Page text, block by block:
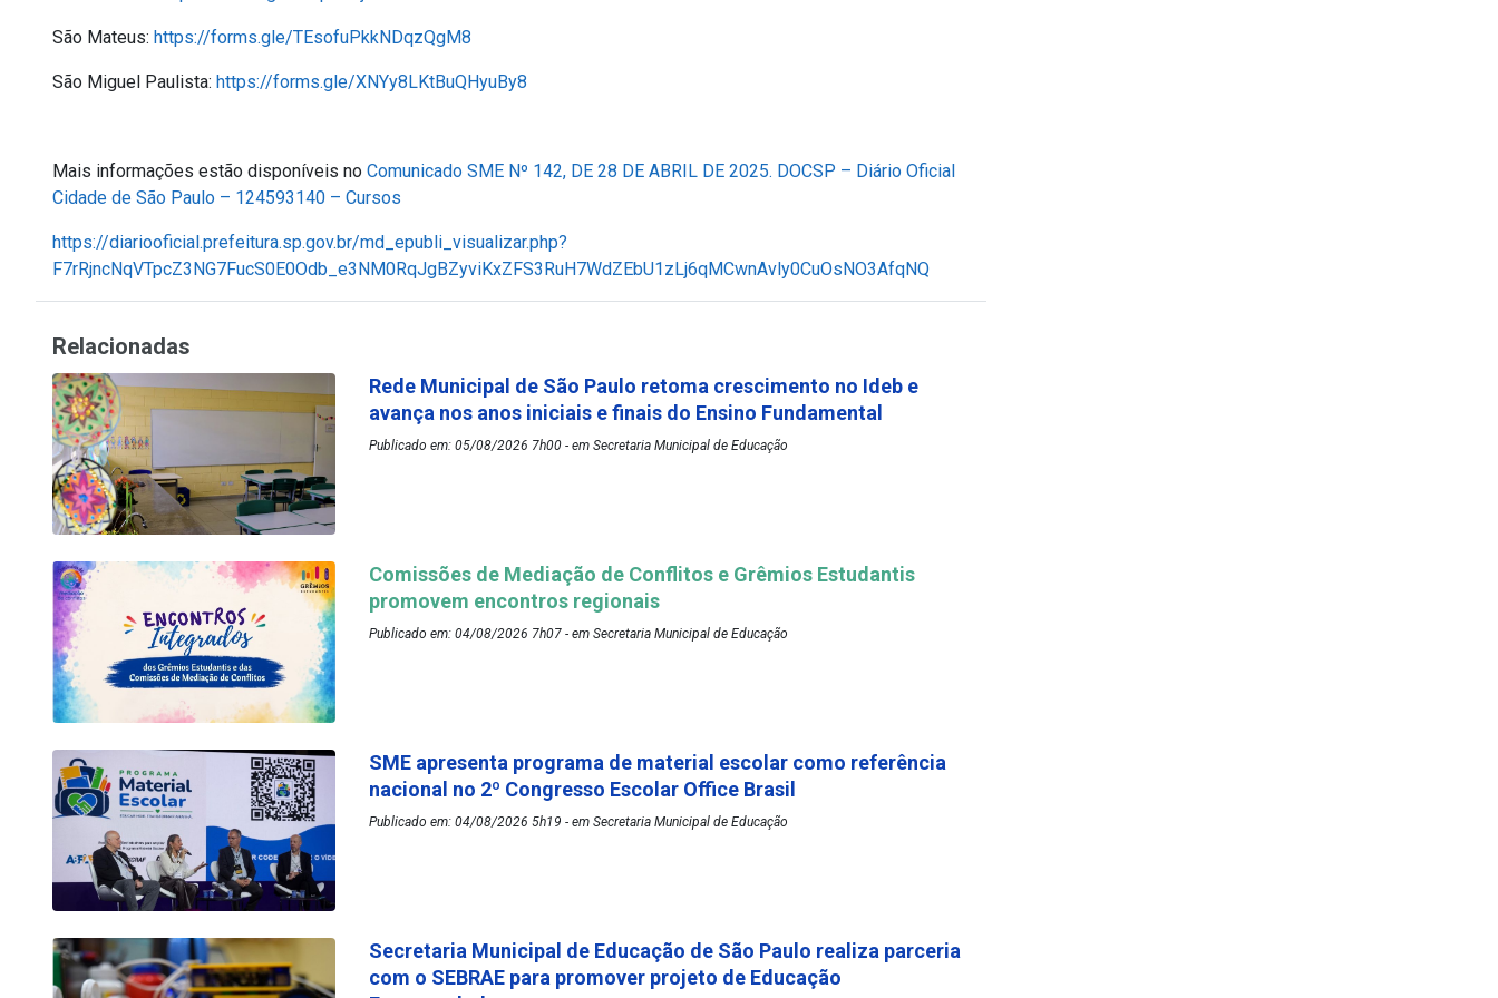
São Mateus: https://forms.gle/TEsofuPkkNDqzQgM8
São Miguel Paulista: https://forms.gle/XNYy8LKtBuQHyuBy8
Mais informações estão disponíveis no Comunicado SME Nº 142, DE 28 DE ABRIL DE 2025. DOCSP – Diário Oficial
Cidade de São Paulo – 124593140 – Cursos
https://diariooficial.prefeitura.sp.gov.br/md_epubli_visualizar.php?
F7rRjncNqVTpcZ3NG7FucS0E0Odb_e3NM0RqJgBZyviKxZFS3RuH7WdZEbU1zLj6qMCwnAvly0CuOsNO3AfqNQ
Relacionadas
Rede Municipal de São Paulo retoma crescimento no Ideb e
avança nos anos iniciais e finais do Ensino Fundamental
Publicado em: 05/08/2026 7h00 - em Secretaria Municipal de Educação
Comissões de Mediação de Conflitos e Grêmios Estudantis
promovem encontros regionais
Publicado em: 04/08/2026 7h07 - em Secretaria Municipal de Educação
SME apresenta programa de material escolar como referência
nacional no 2º Congresso Escolar Office Brasil
Publicado em: 04/08/2026 5h19 - em Secretaria Municipal de Educação
Secretaria Municipal de Educação de São Paulo realiza parceria
com o SEBRAE para promover projeto de Educação